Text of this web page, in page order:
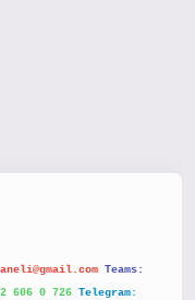
Teams:
606 0 726 Telegram: